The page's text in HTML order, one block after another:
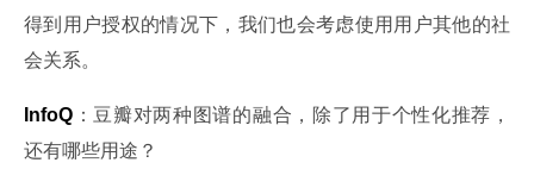
得到用户授权的情况下，我们也会考虑使用用户其他的社
会关系。
InfoQ ：豆瓣对两种图谱的融合，除了用于个性化推荐，
还有哪些用途？